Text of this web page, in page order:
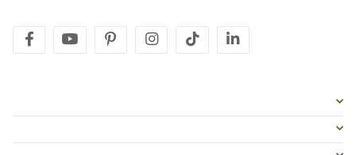
facebookyoutubepinterestinstagram
tiktok